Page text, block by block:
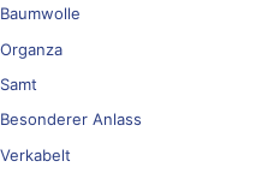
Baumwolle
Organza
Samt
Besonderer Anlass
Verkabelt